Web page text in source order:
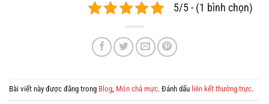
5/5 - (1 bình chọn)
Bài viết này được đăng trong Blog, Món chả mực. Đánh dấu liên kết thường trực.